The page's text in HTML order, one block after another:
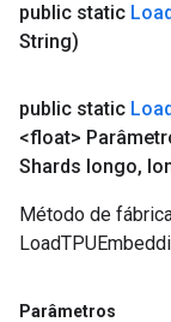
public static
String)
public static
<float>
Shards longo,
Método de
Parâmetros